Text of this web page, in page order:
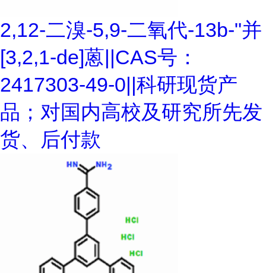
2,12-二溴-5,9-二氧代-13b-"并
[3,2,1-de]蒽||CAS号：
2417303-49-0||科研现货产
品；对国内高校及研究所先发
货、后付款